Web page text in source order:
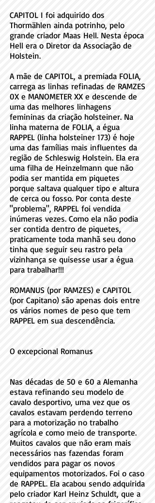
CAPITOL I foi adquirido dos
Thormählen ainda potrinho, pelo
grande criador Maas Hell. Nesta época
Hell era o Diretor da Associação de
Holstein.
A mãe de CAPITOL, a premiada FOLIA,
carrega as linhas refinadas de RAMZES
0X e MANOMETER XX e descende de
uma das melhores linhagens
femininas da criação holsteiner. Na
linha materna de FOLIA, a égua
RAPPEL (linha holsteiner 173) é hoje
uma das famílias mais influentes da
região de Schleswig Holstein. Ela era
uma filha de Heinzelmann que não
podia ser mantida em piquetes
porque saltava qualquer tipo e altura
de cerca ou fosso. Por conta deste
"problema", RAPPEL foi vendida
inúmeras vezes. Como ela não podia
ser contida dentro de piquetes,
praticamente toda manhã seu dono
tinha que seguir seu rastro pela
vizinhança se quisesse usar a égua
para trabalhar!!!
ROMANUS (por RAMZES) e CAPITOL
(por Capitano) são apenas dois entre
os vários nomes de peso que tem
RAPPEL em sua descendência.
O excepcional Romanus
Nas décadas de 50 e 60 a Alemanha
estava refinando seu modelo de
cavalo desportivo, uma vez que os
cavalos estavam perdendo terreno
para a motorização no trabalho
agrícola e como meio de transporte.
Muitos cavalos que não eram mais
necessários nas fazendas foram
vendidos para pagar os novos
equipamentos motorizados. Foi o caso
de RAPPEL. Ela acabou sendo adquirida
pelo criador Karl Heinz Schuldt, que a